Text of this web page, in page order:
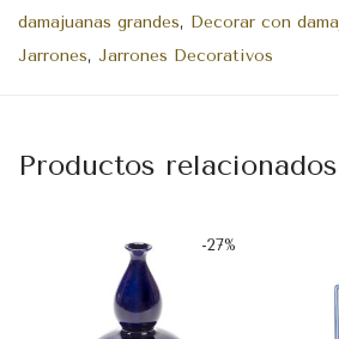
damajuanas grandes, Decorar con
Jarrones, Jarrones Decorativos
Productos relacionados
-27%